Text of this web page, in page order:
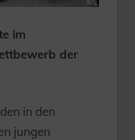
im
der
in den
jungen